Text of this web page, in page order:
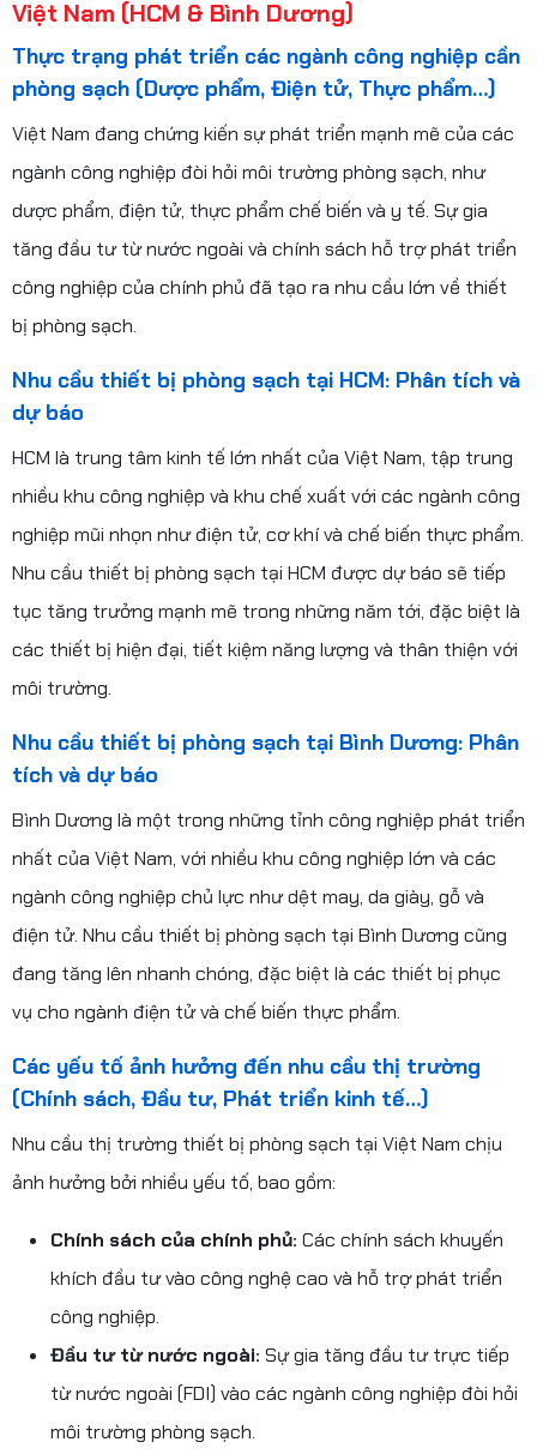
Việt Nam (HCM & Bình Dương)
Thực trạng phát triển các ngành công nghiệp cần
phòng sạch (Dược phẩm, Điện tử, Thực phẩm…)
Việt Nam đang chứng kiến sự phát triển mạnh mẽ của các
ngành công nghiệp đòi hỏi môi trường phòng sạch, như
dược phẩm, điện tử, thực phẩm chế biến và y tế. Sự gia
tăng đầu tư từ nước ngoài và chính sách hỗ trợ phát triển
công nghiệp của chính phủ đã tạo ra nhu cầu lớn về thiết
bị phòng sạch.
Nhu cầu thiết bị phòng sạch tại HCM: Phân tích và
dự báo
HCM là trung tâm kinh tế lớn nhất của Việt Nam, tập trung
nhiều khu công nghiệp và khu chế xuất với các ngành công
nghiệp mũi nhọn như điện tử, cơ khí và chế biến thực phẩm.
Nhu cầu thiết bị phòng sạch tại HCM được dự báo sẽ tiếp
tục tăng trưởng mạnh mẽ trong những năm tới, đặc biệt là
các thiết bị hiện đại, tiết kiệm năng lượng và thân thiện với
môi trường.
Nhu cầu thiết bị phòng sạch tại Bình Dương: Phân
tích và dự báo
Bình Dương là một trong những tỉnh công nghiệp phát triển
nhất của Việt Nam, với nhiều khu công nghiệp lớn và các
ngành công nghiệp chủ lực như dệt may, da giày, gỗ và
điện tử. Nhu cầu thiết bị phòng sạch tại Bình Dương cũng
đang tăng lên nhanh chóng, đặc biệt là các thiết bị phục
vụ cho ngành điện tử và chế biến thực phẩm.
Các yếu tố ảnh hưởng đến nhu cầu thị trường
(Chính sách, Đầu tư, Phát triển kinh tế…)
Nhu cầu thị trường thiết bị phòng sạch tại Việt Nam chịu
ảnh hưởng bởi nhiều yếu tố, bao gồm:
Chính sách của chính phủ: Các chính sách khuyến
khích đầu tư vào công nghệ cao và hỗ trợ phát triển
công nghiệp.
Đầu tư từ nước ngoài: Sự gia tăng đầu tư trực tiếp
từ nước ngoài (FDI) vào các ngành công nghiệp đòi hỏi
môi trường phòng sạch.